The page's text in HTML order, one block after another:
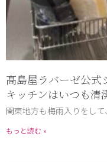
髙島屋ラバーゼ公式
キッチンはいつも清
関東地方も梅雨入りをして
もっと読む »